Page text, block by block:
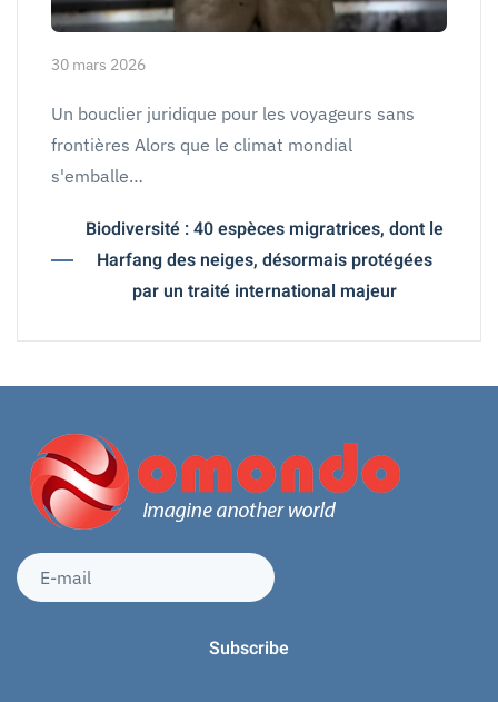
30 mars 2026
Un bouclier juridique pour les voyageurs sans
frontières Alors que le climat mondial
s'emballe…
Biodiversité : 40 espèces migratrices, dont le
Harfang des neiges, désormais protégées
par un traité international majeur